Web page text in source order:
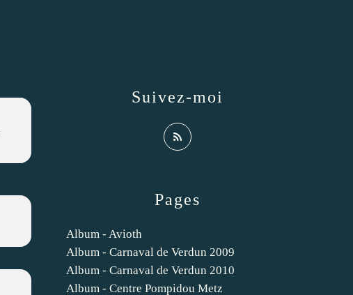
Pages
Album - Avioth
Album - Carnaval de Verdun 2009
Album - Carnaval de Verdun 2010
Album - Centre Pompidou Metz
Suivez-moi